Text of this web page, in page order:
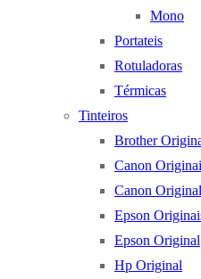
Mono
Portateis
Rotuladoras
Térmicas
Tinteiros
Brother
Canon
Canon Original
Epson
Epson Original
Hp Original